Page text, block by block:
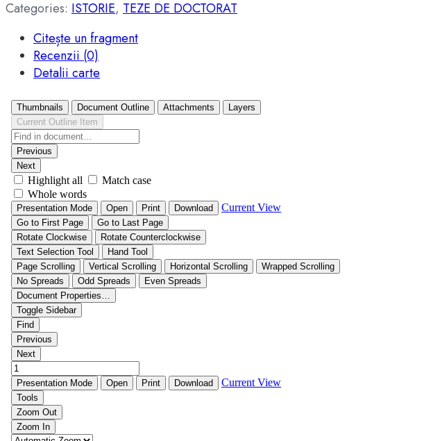
Categories: ISTORIE, TEZE DE DOCTORAT
Citește un fragment
Recenzii (0)
Detalii carte